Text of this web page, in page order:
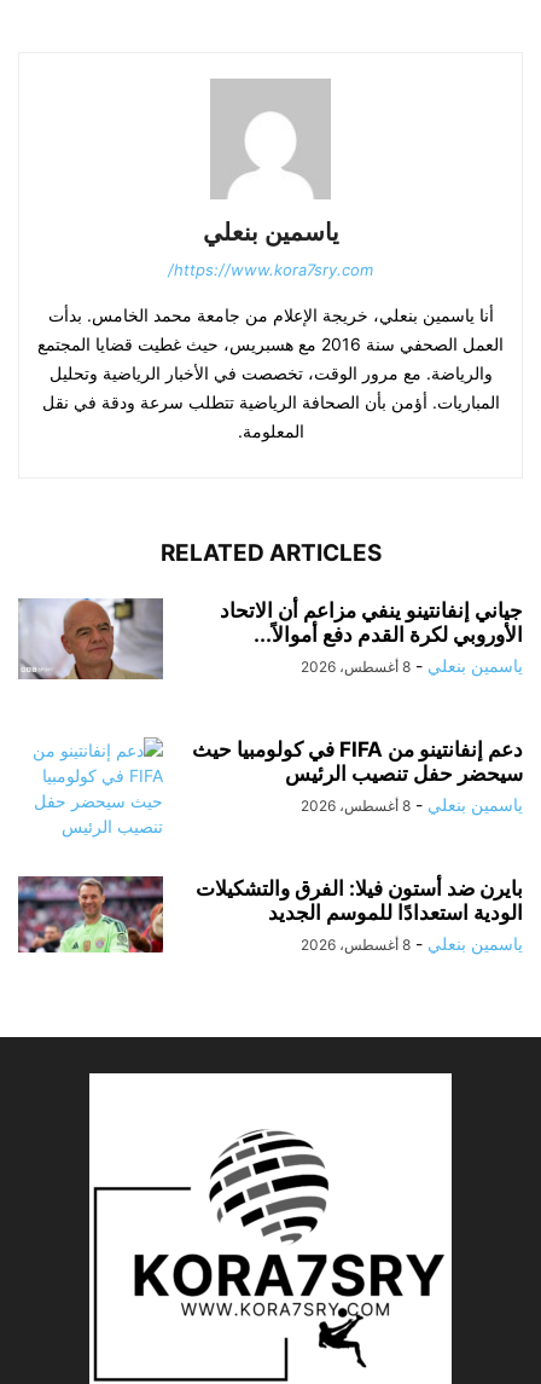
ياسمين بنعلي
https://www.kora7sry.com/
أنا ياسمين بنعلي، خريجة الإعلام من جامعة محمد الخامس. بدأت
العمل الصحفي سنة 2016 مع هسبريس، حيث غطيت قضايا المجتمع
والرياضة. مع مرور الوقت، تخصصت في الأخبار الرياضية وتحليل
المباريات. أؤمن بأن الصحافة الرياضية تتطلب سرعة ودقة في نقل
المعلومة.
RELATED ARTICLES
جياني إنفانتينو ينفي مزاعم أن الاتحاد
الأوروبي لكرة القدم دفع أموالاً...
ياسمين بنعلي - 8 أغسطس، 2026
دعم إنفانتينو من FIFA في كولومبيا حيث
سيحضر حفل تنصيب الرئيس
ياسمين بنعلي - 8 أغسطس، 2026
بايرن ضد أستون فيلا: الفرق والتشكيلات
الودية استعدادًا للموسم الجديد
ياسمين بنعلي - 8 أغسطس، 2026